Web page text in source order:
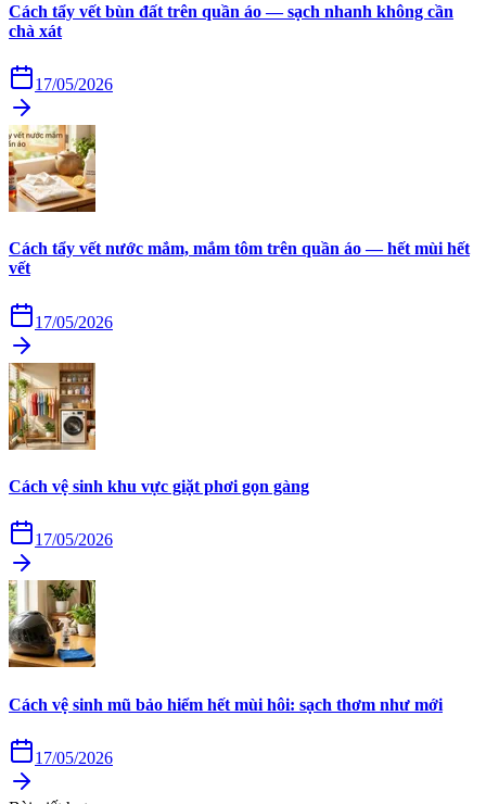
Cách tẩy vết bùn đất trên quần áo — sạch nhanh không cần
chà xát
17/05/2026
Cách tẩy vết nước mắm, mắm tôm trên quần áo — hết mùi hết
vết
17/05/2026
Cách vệ sinh khu vực giặt phơi gọn gàng
17/05/2026
Cách vệ sinh mũ bảo hiểm hết mùi hôi: sạch thơm như mới
17/05/2026